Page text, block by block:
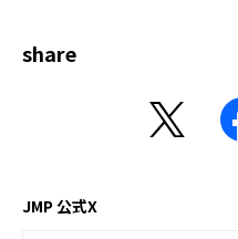
share
JMP 公式X